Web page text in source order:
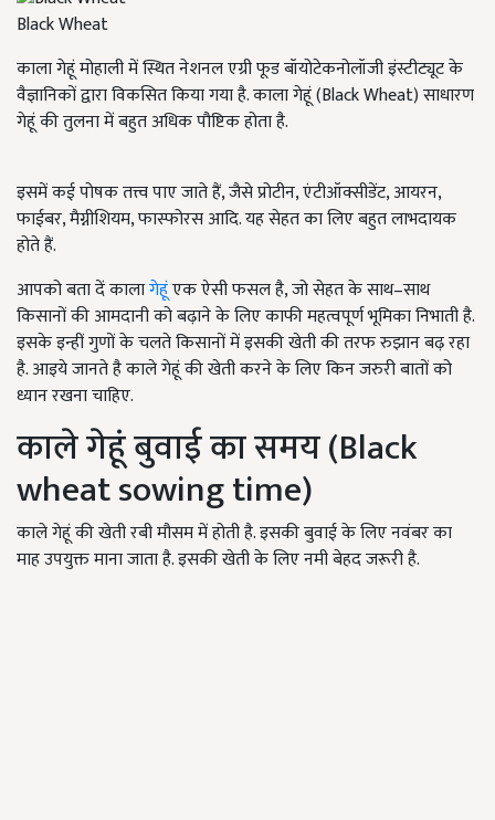
Black Wheat
काला गेहूं मोहाली में स्थित नेशनल एग्री फूड बॉयोटेकनोलॉजी इंस्टीट्यूट के
वैज्ञानिकों द्वारा विकसित किया गया है. काला गेहूं (Black Wheat) साधारण
गेहूं की तुलना में बहुत अधिक पौष्टिक होता है.
इसमें कई पोषक तत्त्व पाए जाते हैं, जैसे प्रोटीन, एंटीऑक्सीडेंट, आयरन,
फाईबर, मैग्नीशियम, फास्फोरस आदि. यह सेहत का लिए बहुत लाभदायक
होते हैं.
आपको बता दें कालागेहूंएक ऐसी फसल है, जो सेहत के साथ–साथ
किसानों की आमदानी को बढ़ाने के लिए काफी महत्वपूर्ण भूमिका निभाती है.
इसके इन्हीं गुणों के चलते किसानों में इसकी खेती की तरफ रुझान बढ़ रहा
है. आइये जानते है काले गेहूं की खेती करने के लिए किन जरुरी बातों को
ध्यान रखना चाहिए.
काले गेहूं बुवाई का समय (Black
wheat sowing time)
काले गेहूं की खेती रबी मौसम में होती है. इसकी बुवाई के लिए नवंबर का
माह उपयुक्त माना जाता है. इसकी खेती के लिए नमी बेहद जरूरी है.